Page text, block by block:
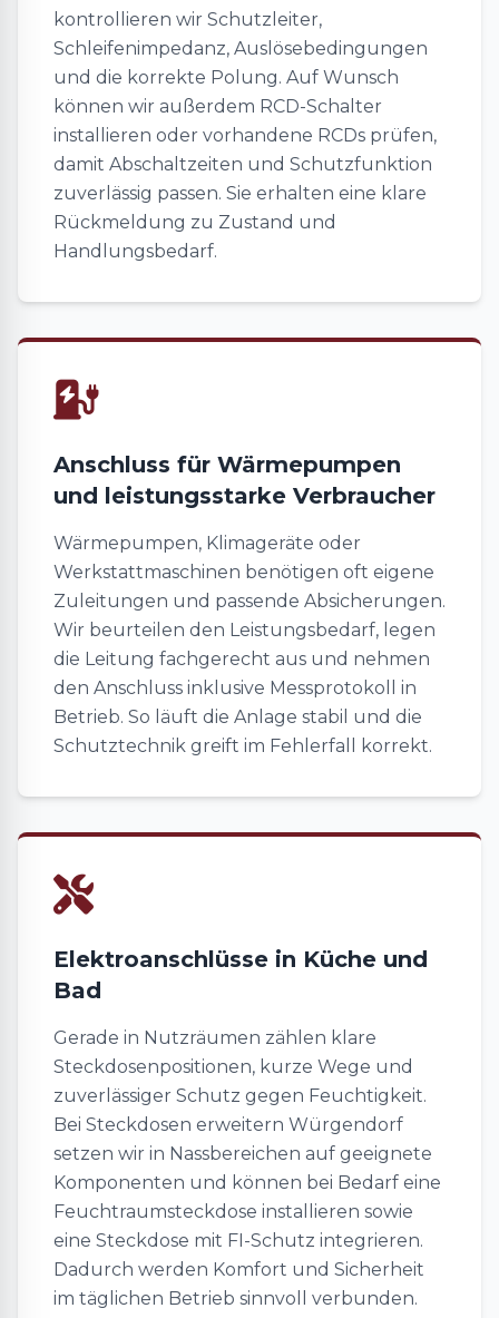
kontrollieren wir Schutzleiter,
Schleifenimpedanz, Auslösebedingungen
und die korrekte Polung. Auf Wunsch
können wir außerdem RCD-Schalter
installieren oder vorhandene RCDs prüfen,
damit Abschaltzeiten und Schutzfunktion
zuverlässig passen. Sie erhalten eine klare
Rückmeldung zu Zustand und
Handlungsbedarf.
Anschluss für Wärmepumpen
und leistungsstarke Verbraucher
Wärmepumpen, Klimageräte oder
Werkstattmaschinen benötigen oft eigene
Zuleitungen und passende Absicherungen.
Wir beurteilen den Leistungsbedarf, legen
die Leitung fachgerecht aus und nehmen
den Anschluss inklusive Messprotokoll in
Betrieb. So läuft die Anlage stabil und die
Schutztechnik greift im Fehlerfall korrekt.
Elektroanschlüsse in Küche und
Bad
Gerade in Nutzräumen zählen klare
Steckdosenpositionen, kurze Wege und
zuverlässiger Schutz gegen Feuchtigkeit.
Bei Steckdosen erweitern Würgendorf
setzen wir in Nassbereichen auf geeignete
Komponenten und können bei Bedarf eine
Feuchtraumsteckdose installieren sowie
eine Steckdose mit FI-Schutz integrieren.
Dadurch werden Komfort und Sicherheit
im täglichen Betrieb sinnvoll verbunden.